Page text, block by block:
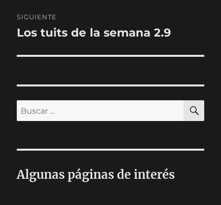
SIGUIENTE
Entrada
Los tuits de la semana 2.9
Buscar
por:
Algunas páginas de interés